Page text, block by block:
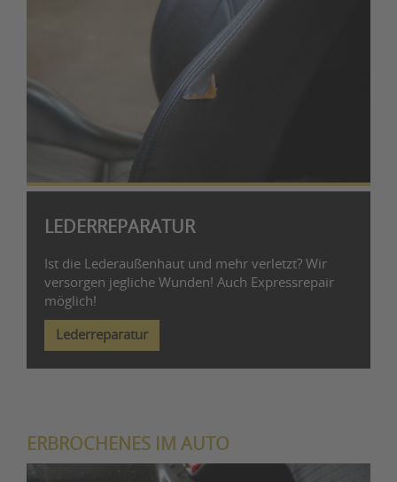
LEDERREPARATUR
Ist die Lederaußenhaut und mehr verletzt? Wir
versorgen jegliche Wunden! Auch Expressrepair
möglich!
Lederreparatur
ERBROCHENES IM AUTO